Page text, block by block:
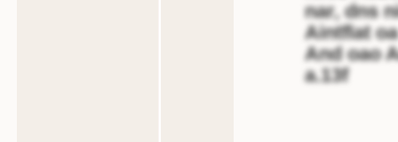
nar, dns
Aintflat
And oao
a.13f